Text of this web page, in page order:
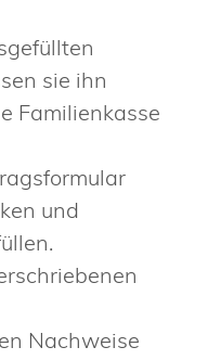
sie ihn
Familienkasse
und
Nachweise